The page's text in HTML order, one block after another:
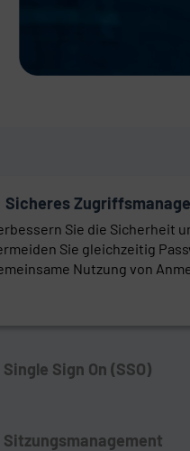
Sicheres
Sie die Sicherheit
Sie gleichzeitig
Nutzung von
Single Sign On (SSO)
Sitzungsmanagement